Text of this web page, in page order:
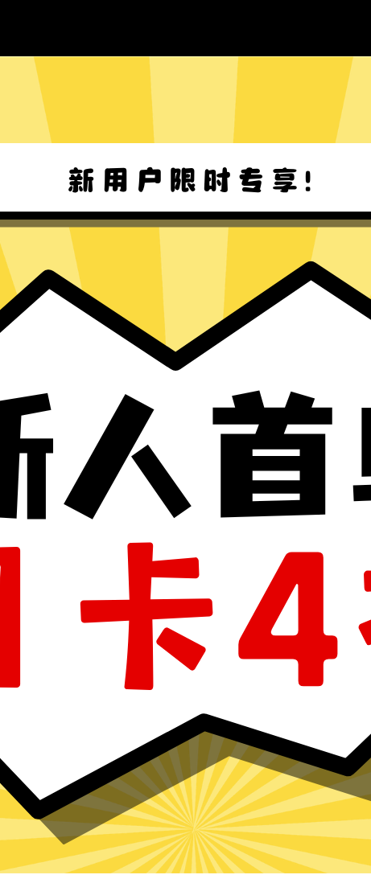
极光加速器安卓版下载
极光加速器Mac版下载